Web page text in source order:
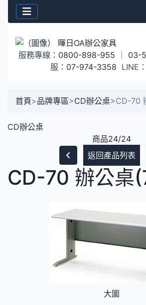
服務專線： 0800-898-955 03-
服： 07-974-3358 LINE：
首頁>品牌專區>CD辦公桌>CD-70
CD辦公桌
商品24/24
返回產品列表
CD-70 辦公桌
大圖